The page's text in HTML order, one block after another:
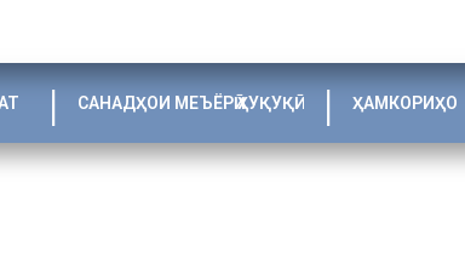
САНАДҲОИ МЕЪЁРӢ ҲУҚУҚӢ ҲАМКОРИҲО